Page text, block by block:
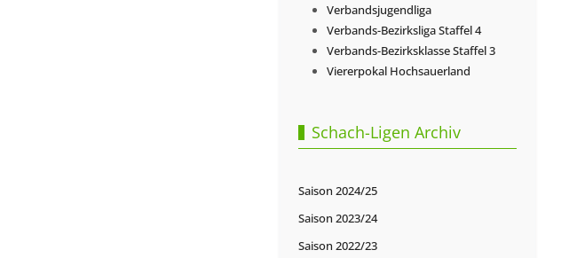
Verbandsjugendliga
Verbands-Bezirksliga Staffel 4
Verbands-Bezirksklasse Staffel 3
Viererpokal Hochsauerland
Schach-Ligen Archiv
Saison 2024/25
Saison 2023/24
Saison 2022/23